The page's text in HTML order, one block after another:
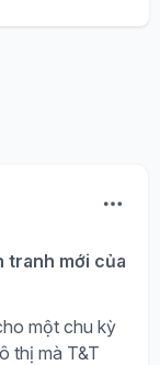
tranh mới của
một chu kỳ
thị mà T&T